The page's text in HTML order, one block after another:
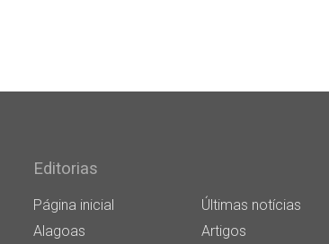
Editorias
Página inicial
Últimas notícias
Alagoas
Artigos